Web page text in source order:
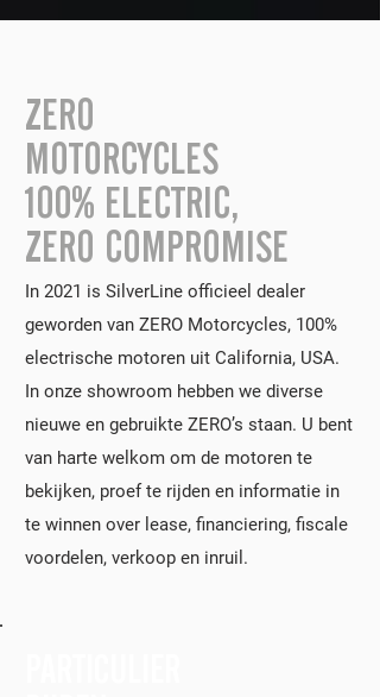
ZERO
MOTORCYCLES
100% ELECTRIC,
ZERO COMPROMISE
In 2021 is SilverLine officieel dealer
geworden van ZERO Motorcycles, 100%
electrische motoren uit California, USA.
In onze showroom hebben we diverse
nieuwe en gebruikte ZERO’s staan. U bent
van harte welkom om de motoren te
bekijken, proef te rijden en informatie in
te winnen over lease, financiering, fiscale
voordelen, verkoop en inruil.